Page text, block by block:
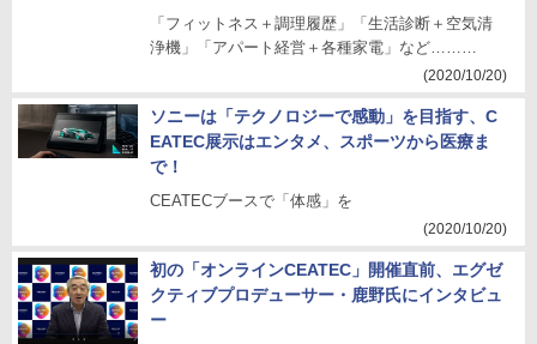
「フィットネス＋調理履歴」「生活診断＋空気清
浄機」「アパート経営＋各種家電」など………
(2020/10/20)
ソニーは「テクノロジーで感動」を目指す、C
EATEC展示はエンタメ、スポーツから医療ま
で！
CEATECブースで「体感」を
(2020/10/20)
初の「オンラインCEATEC」開催直前、エグゼ
クティブプロデューサー・鹿野氏にインタビュ
ー